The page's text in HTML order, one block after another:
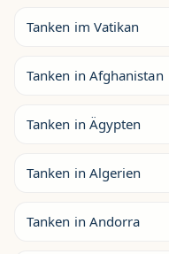
Tanken im Vatikan
Tanken in Afghanistan
Tanken in Ägypten
Tanken in Algerien
Tanken in Andorra